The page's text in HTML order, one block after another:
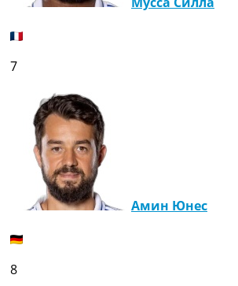
Рейтинг ФИФА
Categories
Главная
Новости футбола
Видео
Трансферы
Новости футбола Украины
7
Амин Юнес
8